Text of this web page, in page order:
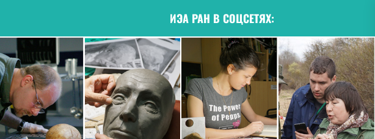
ИЭА РАН В СОЦСЕТЯХ: